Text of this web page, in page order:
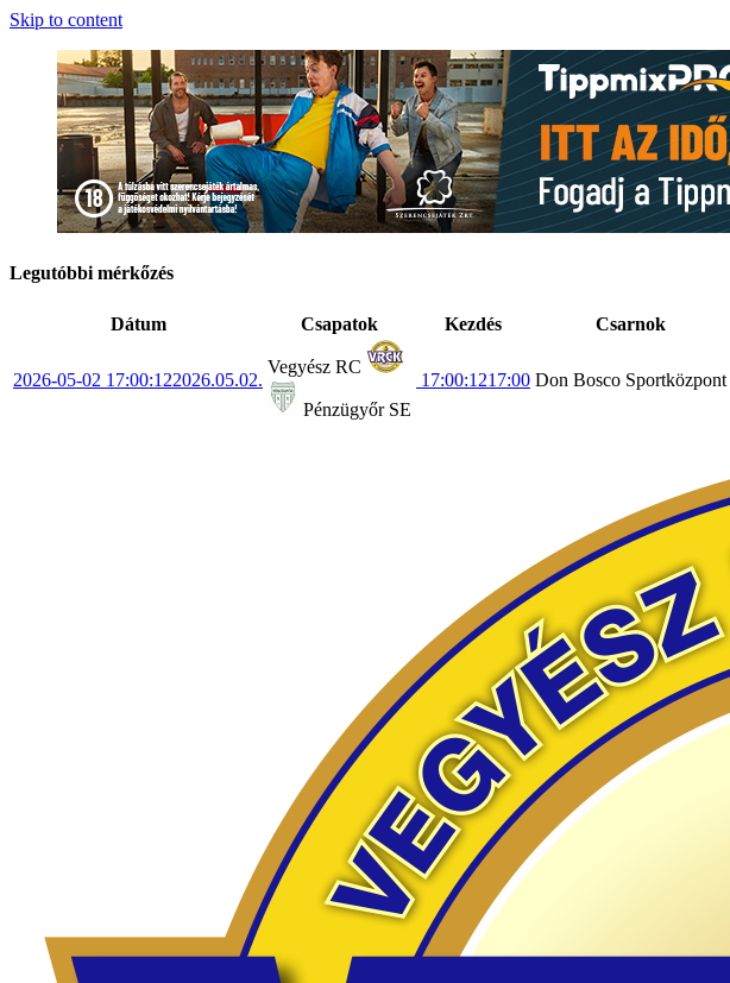
Skip to content
Legutóbbi mérkőzés
Dátum Csapatok Kezdés Csarnok
2026-05-02 17:00:122026.05.02.
Vegyész RC
Pénzügyőr SE
17:00:1217:00 Don Bosco Sportközpont